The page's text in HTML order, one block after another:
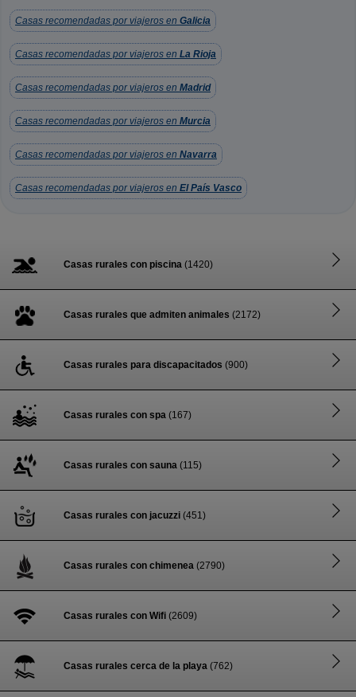
Casas recomendadas por viajeros en Galicia
Casas recomendadas por viajeros en La Rioja
Casas recomendadas por viajeros en Madrid
Casas recomendadas por viajeros en Murcia
Casas recomendadas por viajeros en Navarra
Casas recomendadas por viajeros en El País Vasco
Casas rurales con piscina (1420)
Casas rurales que admiten animales (2172)
Casas rurales para discapacitados (900)
Casas rurales con spa (167)
Casas rurales con sauna (115)
Casas rurales con jacuzzi (451)
Casas rurales con chimenea (2790)
Casas rurales con Wifi (2609)
Casas rurales cerca de la playa (762)